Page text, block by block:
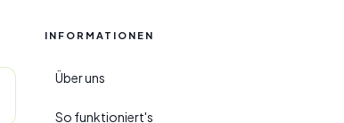
INFORMATIONEN
Über uns
So funktioniert's